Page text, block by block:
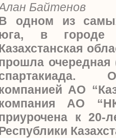
Байтенов
одном из
в городе
очередная
АО
АО
к 20-